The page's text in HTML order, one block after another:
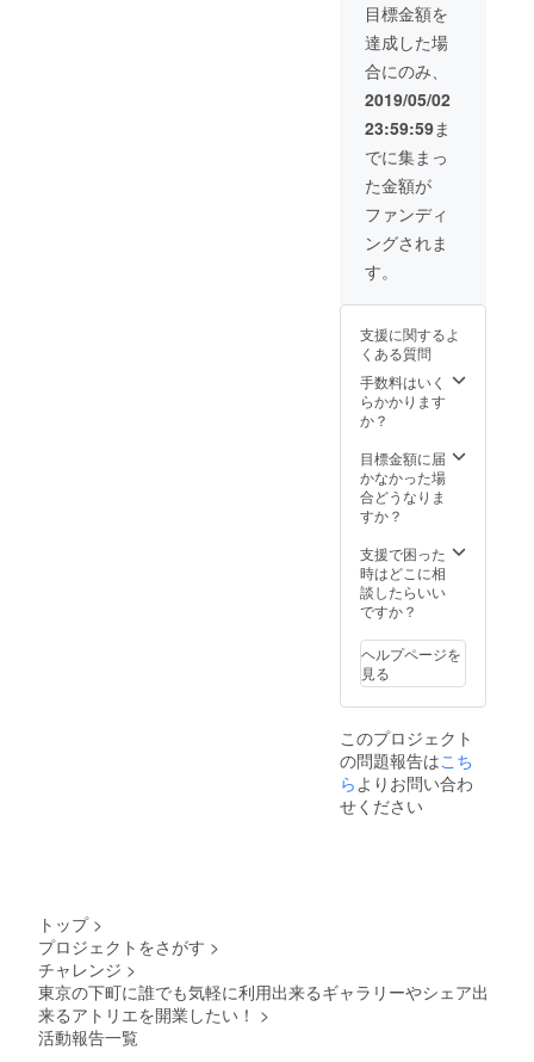
をお送
りしま
すの
で、ご
希望の
浴衣と
利用日
時をご
指定く
ださ
い。 ※
日本画
の題材
めさせ
ます。
(画像は
見本で
す)
ます) ※
プロ
ジェク
ト成立
後にご
連絡を
差し上
げます
のでよ
ろしく
お願い
致しま
す。
目標金額を
達成した場
合にのみ、
2019/05/02
23:59:59ま
でに集まっ
た金額が
ファンディ
ングされま
す。
支援に関するよ
くある質問
手数料はいく
らかかります
か？
目標金額に届
かなかった場
合どうなりま
すか？
支援で困った
時はどこに相
談したらいい
ですか？
ヘルプページを
見る
このプロジェクト
の問題報告はこち
らよりお問い合わ
せください
トップ >
プロジェクトをさがす >
チャレンジ >
東京の下町に誰でも気軽に利用出来るギャラリーやシェア出
来るアトリエを開業したい！ >
活動報告一覧